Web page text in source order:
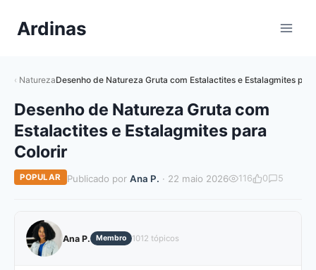
paraArdinas
NaturezaDesenho de Natureza Gruta com Estalactites e Estalagmites
Desenho de Natureza Gruta com
Estalactites e Estalagmites para
Colorir
POPULAR Publicado por Ana P. · 22 maio 2026 116 0 5
Ana P. Membro 1012 tópicos